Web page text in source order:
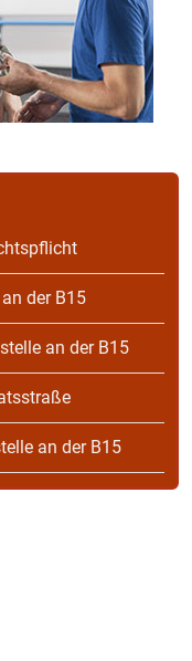
der B15
an der B15
an der B15